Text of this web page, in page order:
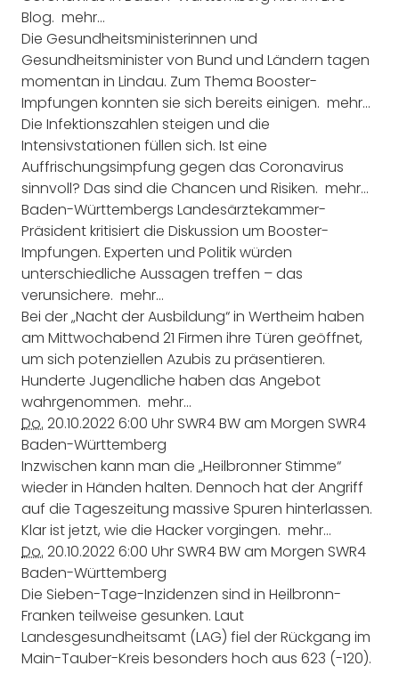
Blog. mehr…
Die Gesundheitsministerinnen und
Gesundheitsminister von Bund und Ländern tagen
momentan in Lindau. Zum Thema Booster-
Impfungen konnten sie sich bereits einigen. mehr…
Die Infektionszahlen steigen und die
Intensivstationen füllen sich. Ist eine
Auffrischungsimpfung gegen das Coronavirus
sinnvoll? Das sind die Chancen und Risiken. mehr…
Baden-Württembergs Landesärztekammer-
Präsident kritisiert die Diskussion um Booster-
Impfungen. Experten und Politik würden
unterschiedliche Aussagen treffen – das
verunsichere. mehr…
Bei der „Nacht der Ausbildung“ in Wertheim haben
am Mittwochabend 21 Firmen ihre Türen geöffnet,
um sich potenziellen Azubis zu präsentieren.
Hunderte Jugendliche haben das Angebot
wahrgenommen. mehr…
Do. 20.10.20226:00 Uhr SWR4 BW am Morgen SWR4
Baden-Württemberg
Inzwischen kann man die „Heilbronner Stimme“
wieder in Händen halten. Dennoch hat der Angriff
auf die Tageszeitung massive Spuren hinterlassen.
Klar ist jetzt, wie die Hacker vorgingen. mehr…
Do. 20.10.20226:00 Uhr SWR4 BW am Morgen SWR4
Baden-Württemberg
Die Sieben-Tage-Inzidenzen sind in Heilbronn-
Franken teilweise gesunken. Laut
Landesgesundheitsamt (LAG) fiel der Rückgang im
Main-Tauber-Kreis besonders hoch aus 623 (-120).